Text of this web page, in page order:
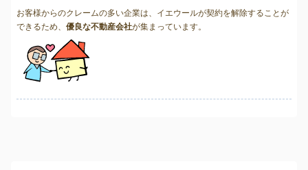
お客様からのクレームの多い企業は、イエウールが契約を解除することが
できるため、 優良な不動産会社が集まっています。